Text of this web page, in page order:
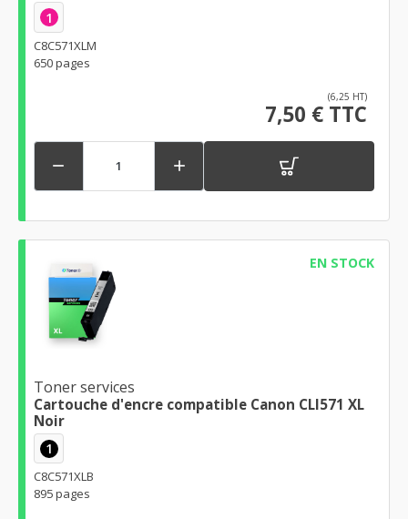
1
C8C571XLM
650 pages
(6,25 HT)
7,50 € TTC
 
EN STOCK
Toner services
Cartouche d'encre compatible Canon CLI571 XL
Noir
1
C8C571XLB
895 pages